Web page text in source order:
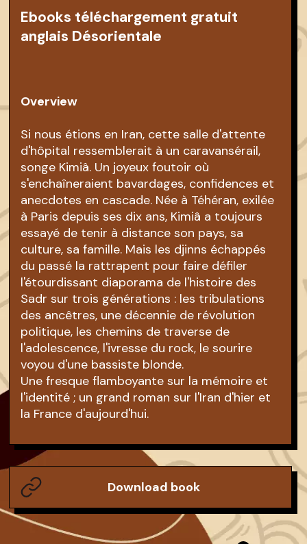
Ebooks téléchargement gratuit
anglais Désorientale
Overview
Si nous étions en Iran, cette salle d'attente
d'hôpital ressemblerait à un caravansérail,
songe Kimiâ. Un joyeux foutoir où
s'enchaîneraient bavardages, confidences et
anecdotes en cascade. Née à Téhéran, exilée
à Paris depuis ses dix ans, Kimiâ a toujours
essayé de tenir à distance son pays, sa
culture, sa famille. Mais les djinns échappés
du passé la rattrapent pour faire défiler
l'étourdissant diaporama de l'histoire des
Sadr sur trois générations : les tribulations
des ancêtres, une décennie de révolution
politique, les chemins de traverse de
l'adolescence, l'ivresse du rock, le sourire
voyou d'une bassiste blonde.
Une fresque flamboyante sur la mémoire et
l'identité ; un grand roman sur l'Iran d'hier et
la France d'aujourd'hui.
Download book